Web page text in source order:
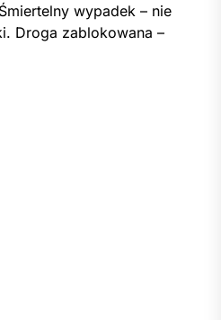
wypadek – nie
Droga zablokowana –